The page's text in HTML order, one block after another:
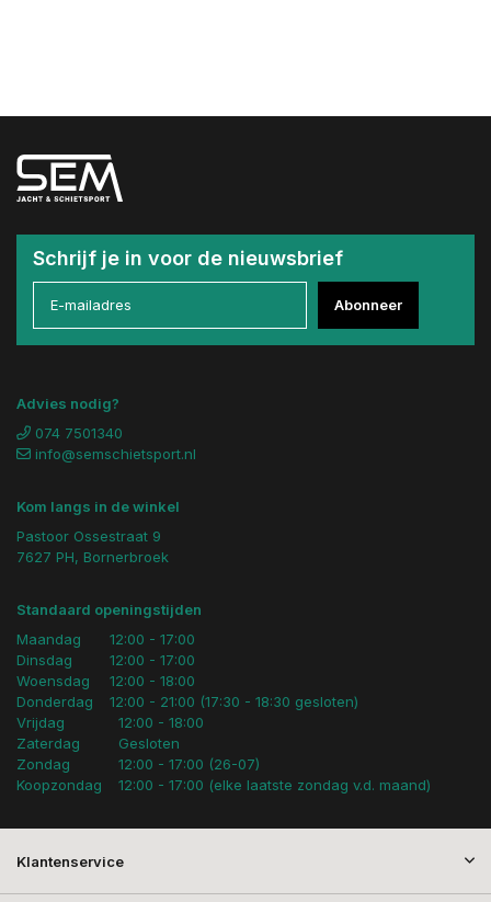
Schrijf je in voor de nieuwsbrief
Abonneer
Advies nodig?
074 7501340
info@semschietsport.nl
Kom langs in de winkel
Pastoor Ossestraat 9
7627 PH, Bornerbroek
Standaard openingstijden
Maandag
Dinsdag
Woensdag
Donderdag
12:00 - 17:00
12:00 - 17:00
12:00 - 18:00
12:00 - 21:00 (17:30 - 18:30 gesloten)
Vrijdag
Zaterdag
Zondag
Koopzondag
12:00 - 18:00
Gesloten
12:00 - 17:00 (26-07)
12:00 - 17:00 (elke laatste zondag v.d. maand)
Klantenservice